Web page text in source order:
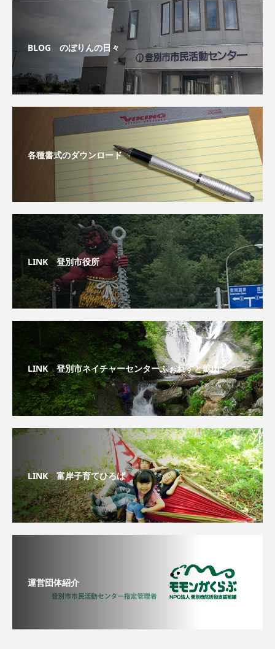
BLOG のぼりんの日々
各種書式のダウンロード
LINK 登別市役所
LINK 登別市ネイチャーセンターふぉれすと鉱山
LINK 富岸子育てひろば
運営団体紹介